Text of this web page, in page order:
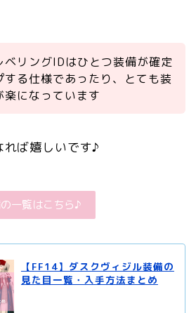
ベリングIDはひとつ装備が確定
する仕様であったり、とても装
楽になっています
ば嬉しいです♪
一覧はこちら♪
【FF14】ダスクヴィジル装備の
見た目一覧・入手方法まとめ